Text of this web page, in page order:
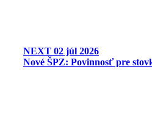
NEXT 02 júl 2026
Nové ŠPZ: Povinnosť pre